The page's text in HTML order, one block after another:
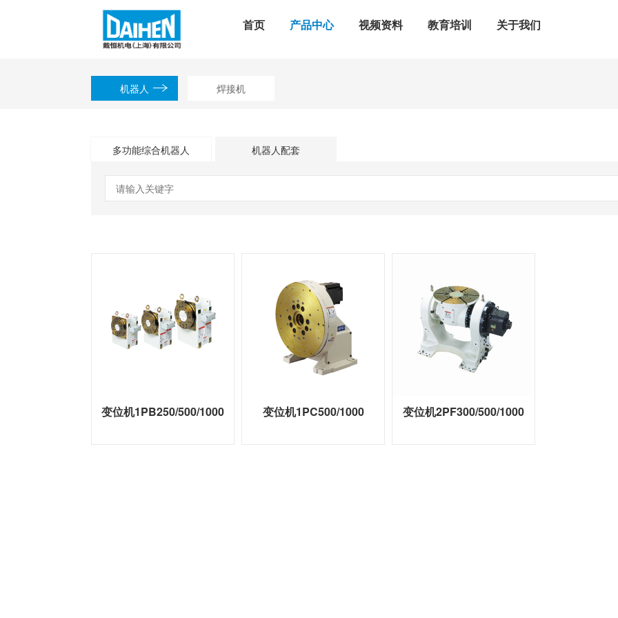
首页 产品中心 视频资料 教育培训 关于我们
机器人 焊接机
多功能综合机器人 机器人配套
变位机1PB250/500/1000 变位机1PC500/1000 变位机2PF300/500/1000